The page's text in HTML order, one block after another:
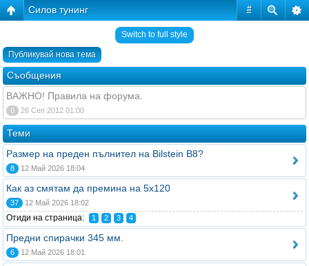
#
Силов тунинг
Switch to full style
Публикувай нова тема
Съобщения
ВАЖНО! Правила на форума.
0 26 Сеп 2012 01:00
Теми
Размер на преден пълнител на Bilstein B8?
8 12 Май 2026 18:04
Как аз смятам да премина на 5х120
37 12 Май 2026 18:02
Отиди на страница: 1 2 3 4
Предни спирачки 345 мм.
6 12 Май 2026 18:01